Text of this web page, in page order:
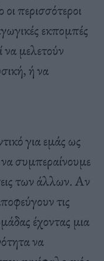
περισσότεροι
εκπομπές
να μελετούν
ή να
για εμάς ως
συμπεραίνουμε
των άλλων. Αν
τις
έχοντας μια
να